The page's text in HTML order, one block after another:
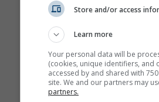
Store and/or access
Learn more
Your personal data will be
(cookies, unique identifiers, and
accessed by and shared with
site. We and our partners may
partners.